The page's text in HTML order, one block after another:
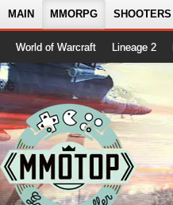
MAIN MMORPG SHOOTERS
World of Warcraft Lineage 2